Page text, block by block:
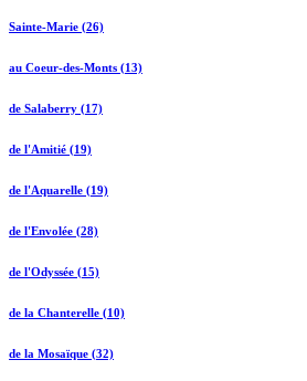
Sainte-Marie (26)
au Coeur-des-Monts (13)
de Salaberry (17)
de l'Amitié (19)
de l'Aquarelle (19)
de l'Envolée (28)
de l'Odyssée (15)
de la Chanterelle (10)
de la Mosaïque (32)